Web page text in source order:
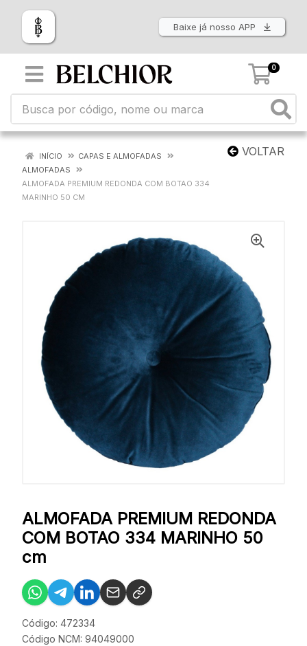
Baixe já nosso APP
0
VOLTAR
INÍCIO
CAPAS E ALMOFADAS
ALMOFADAS
ALMOFADA PREMIUM REDONDA COM BOTAO 334
MARINHO 50 CM
ALMOFADA PREMIUM REDONDA
COM BOTAO 334 MARINHO 50
cm
Código: 472334
Código NCM: 94049000